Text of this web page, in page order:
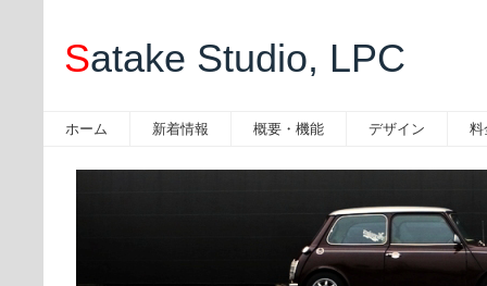
Satake Studio, LPC
ホーム 新着情報 概要・機能 デザイン 料